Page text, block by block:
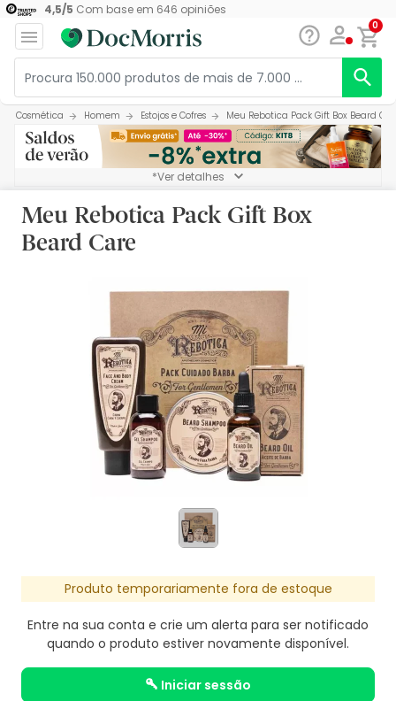
4,5/5 Com base em 646 opiniões
0
Cosmética Homem Estojos e Cofres Meu Rebotica Pack Gift Box Beard
*Ver detalhes
Meu Rebotica Pack Gift Box
Beard Care
Produto temporariamente fora de estoque
Entre na sua conta e crie um alerta para ser notificado
quando o produto estiver novamente disponível.
iniciar sessão